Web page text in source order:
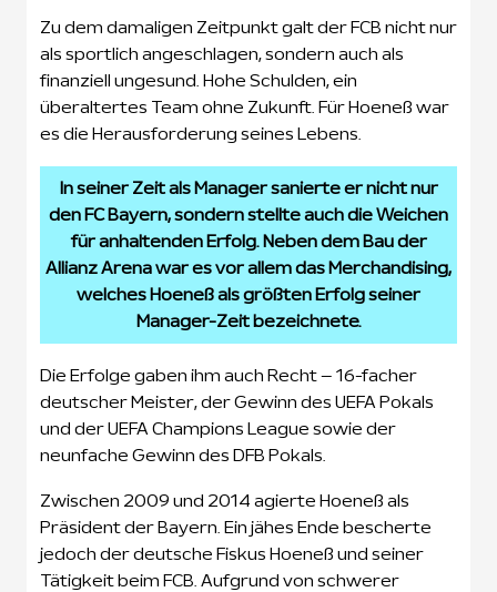
Zu dem damaligen Zeitpunkt galt der FCB nicht nur
als sportlich angeschlagen, sondern auch als
finanziell ungesund. Hohe Schulden, ein
überaltertes Team ohne Zukunft. Für Hoeneß war
es die Herausforderung seines Lebens.
In seiner Zeit als Manager sanierte er nicht nur
den FC Bayern, sondern stellte auch die Weichen
für anhaltenden Erfolg. Neben dem Bau der
Allianz Arena war es vor allem das Merchandising,
welches Hoeneß als größten Erfolg seiner
Manager-Zeit bezeichnete.
Die Erfolge gaben ihm auch Recht – 16-facher
deutscher Meister, der Gewinn des UEFA Pokals
und der UEFA Champions League sowie der
neunfache Gewinn des DFB Pokals.
Zwischen 2009 und 2014 agierte Hoeneß als
Präsident der Bayern. Ein jähes Ende bescherte
jedoch der deutsche Fiskus Hoeneß und seiner
Tätigkeit beim FCB. Aufgrund von schwerer